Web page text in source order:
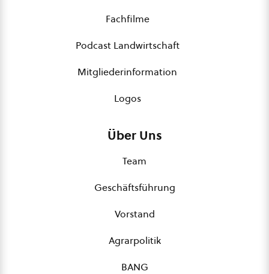
Fachfilme
Podcast Landwirtschaft
Mitgliederinformation
Logos
Über Uns
Team
Geschäftsführung
Vorstand
Agrarpolitik
BANG